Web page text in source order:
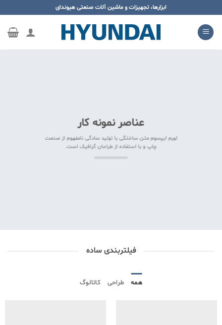
محتوا
بروید
ابزارها، تجهیزات و ماشین آلات صنعتی هیوندای
عناصر نمونه کار
لورم ایپسوم متن ساختگی با تولید سادگی نامفهوم از صنعت
چاپ و با استفاده از طراحان گرافیک است.
فیلتربندی ساده
همه طراحی کاتالوگ